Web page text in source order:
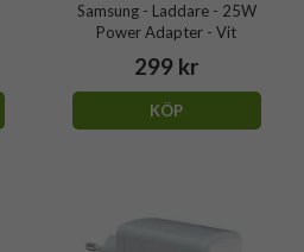
Samsung - Laddare - 25W
Power Adapter - Vit
299 kr
KÖP